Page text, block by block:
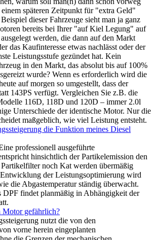
späteren Zeitpunkt für "extra Geld"
dieser Fahrzeuge sieht man ja ganz
bereits bei Ihrer "auf Kiel Legung" auf
werden, die dann auf den Markt
das Kaufinteresse etwas nachlässt oder der
Leistungsstufe gezündet hat. Kein
in den Markt, das absolut bis auf 100%
wurde? Wenn es erforderlich wird die
auf morgen so umgestellt, dass der
143PS verfügt. Vergleichen Sie z.B. die
116D, 118D und 120D – immer 2.0l
Unterschiede der identische Motor. Nur die
maßgeblich, wie viel Leistung entsteht.
die Funktion meines Diesel
professionell ausgeführte
hinsichtlich der Partikelemission den
noch Kat werden übermäßig
der Leistungsoptimierung wird
die Abgastemperatur ständig überwacht.
DPF findet planmäßig in Abhängigkeit der
gefährlich?
nutzt die von den
vorne herein eingeplanten